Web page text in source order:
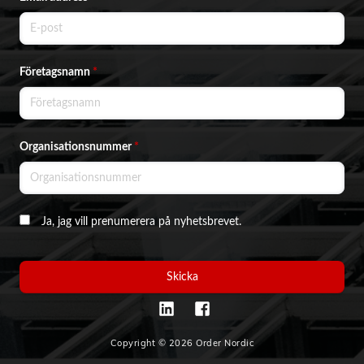
Företagsnamn*
Organisationsnummer *
Ja, jag vill prenumerera på nyhetsbrevet.
Skicka
Copyright © 2026 Order Nordic